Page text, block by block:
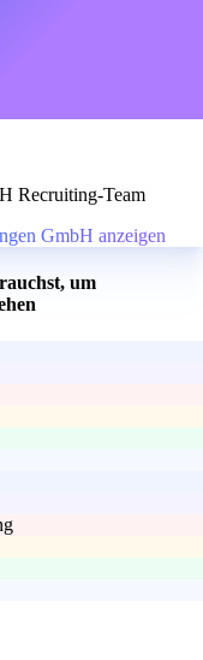
Recruiting-Team
GmbH anzeigen
um